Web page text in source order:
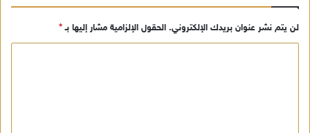
لن يتم نشر عنوان بريدك الإلكتروني. الحقول الإلزامية مشار إليها بـ*